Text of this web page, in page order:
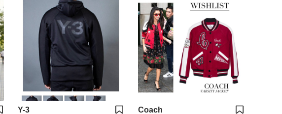
Y-3 Coach